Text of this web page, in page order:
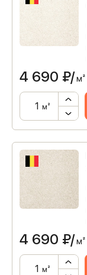
4 690 ₽/м²
м²
4 690 ₽/м²
м²